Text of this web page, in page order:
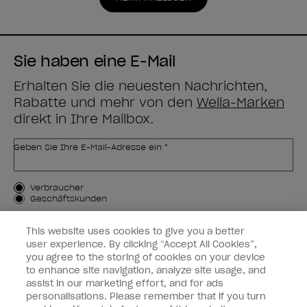
Sie haben eine E-Mail
Erhalten Sie die neuesten Nachrichten,
Rabatte und mehr von den Wella-Marken
direkt in Ihre Mailbox.
Geben Sie Ihre E-Mail-Adresse ein *
Kundenart
Verbraucher
Geschäftskunden
MICH ANMELDEN
Kundeninformationen
OPI & Sie
This website uses cookies to give you a better
user experience. By clicking “Accept All Cookies”,
you agree to the storing of cookies on your device
to enhance site navigation, analyze site usage, and
assist in our marketing effort, and for ads
personalisations. Please remember that if you turn